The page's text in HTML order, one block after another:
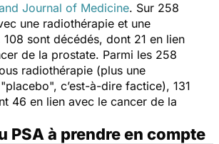
Journal of Medicine. Sur 258
une radiothérapie et une
sont décédés, dont 21 en lien
de la prostate. Parmi les 258
radiothérapie (plus une
c’est-à-dire factice), 131
46 en lien avec le cancer de la
PSA à prendre en compte